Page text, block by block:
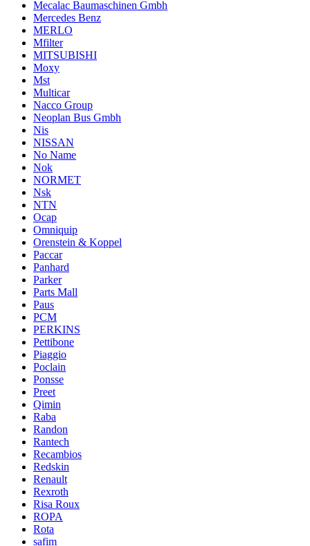
Mecalac Baumaschinen Gmbh
Mercedes Benz
MERLO
Mfilter
MITSUBISHI
Moxy
Mst
Multicar
Nacco Group
Neoplan Bus Gmbh
Nis
NISSAN
No Name
Nok
NORMET
Nsk
NTN
Ocap
Omniquip
Orenstein & Koppel
Paccar
Panhard
Parker
Parts Mall
Paus
PCM
PERKINS
Pettibone
Piaggio
Poclain
Ponsse
Preet
Qimin
Raba
Randon
Rantech
Recambios
Redskin
Renault
Rexroth
Risa Roux
ROPA
Rota
safim